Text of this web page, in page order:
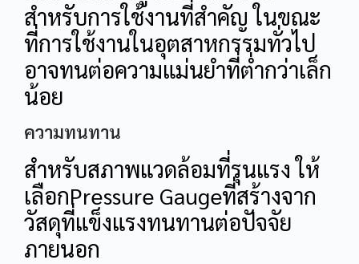
สำหรับการใช้งานที่สำคัญ ในขณะ
ที่การใช้งานในอุตสาหกรรมทั่วไป
อาจทนต่อความแม่นยำที่ต่ำกว่าเล็ก
น้อย
ความทนทาน
สำหรับสภาพแวดล้อมที่รุนแรง ให้
เลือกPressure Gaugeที่สร้างจาก
วัสดุที่แข็งแรงทนทานต่อปัจจัย
ภายนอก